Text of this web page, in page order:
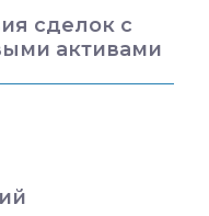
сделок с
активами